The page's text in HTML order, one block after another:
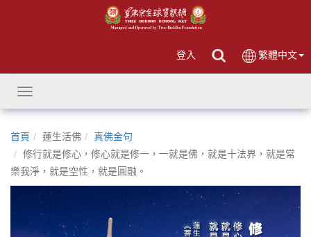
登入 繁體中文
Toggle
navigation
首頁 蓮生活佛
真佛金句
修行就是修心，修心就是修一，一就是佛，就是十法界，就是常
樂我淨，就是空性，就是圓融。